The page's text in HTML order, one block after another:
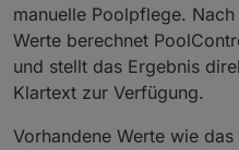
manuelle Poolpflege.
Werte berechnet
und stellt das Ergebnis
Klartext zur Verfügung.
Vorhandene Werte wie